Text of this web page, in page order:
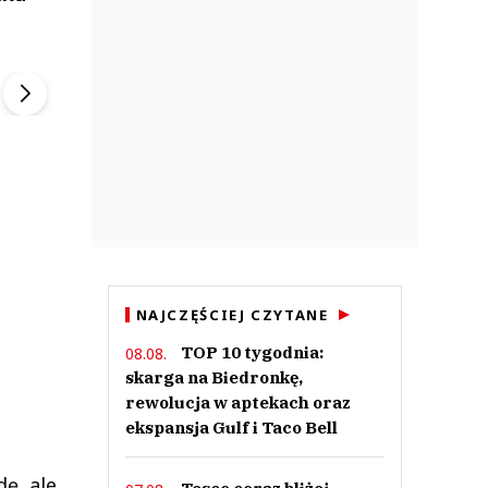
NAJCZĘŚCIEJ CZYTANE
08.08.
TOP 10 tygodnia:
skarga na Biedronkę,
rewolucja w aptekach oraz
ekspansja Gulf i Taco Bell